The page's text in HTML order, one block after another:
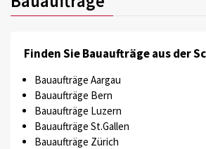
Finden Sie Bauaufträge aus der
Bauaufträge Aargau
Bauaufträge Bern
Bauaufträge Luzern
Bauaufträge St.Gallen
Bauaufträge Zürich